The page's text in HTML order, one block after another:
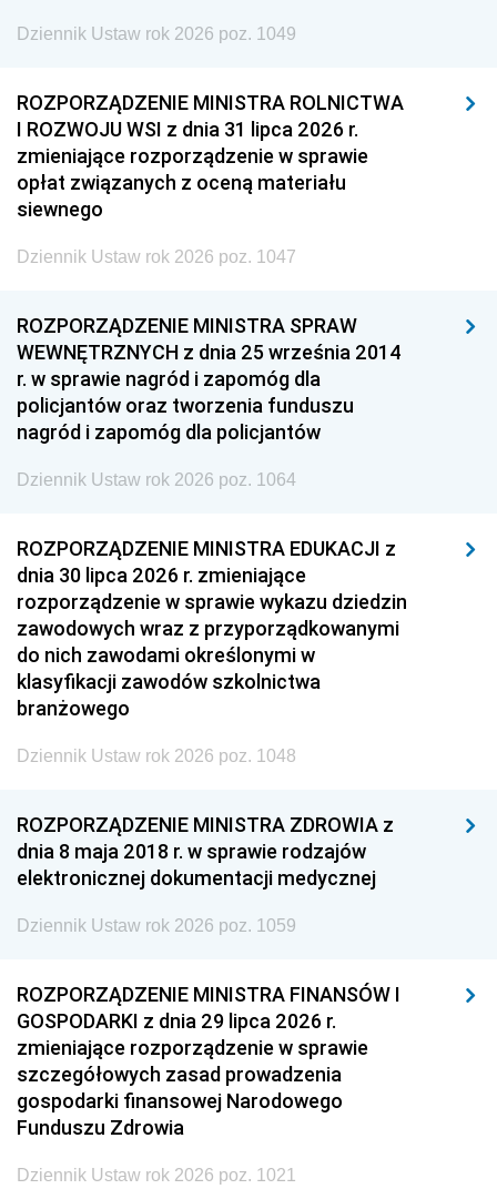
Dziennik Ustaw rok 2026 poz. 1049
ROZPORZĄDZENIE MINISTRA ROLNICTWA
I ROZWOJU WSI z dnia 31 lipca 2026 r.
zmieniające rozporządzenie w sprawie
opłat związanych z oceną materiału
siewnego
Dziennik Ustaw rok 2026 poz. 1047
ROZPORZĄDZENIE MINISTRA SPRAW
WEWNĘTRZNYCH z dnia 25 września 2014
r. w sprawie nagród i zapomóg dla
policjantów oraz tworzenia funduszu
nagród i zapomóg dla policjantów
Dziennik Ustaw rok 2026 poz. 1064
ROZPORZĄDZENIE MINISTRA EDUKACJI z
dnia 30 lipca 2026 r. zmieniające
rozporządzenie w sprawie wykazu dziedzin
zawodowych wraz z przyporządkowanymi
do nich zawodami określonymi w
klasyfikacji zawodów szkolnictwa
branżowego
Dziennik Ustaw rok 2026 poz. 1048
ROZPORZĄDZENIE MINISTRA ZDROWIA z
dnia 8 maja 2018 r. w sprawie rodzajów
elektronicznej dokumentacji medycznej
Dziennik Ustaw rok 2026 poz. 1059
ROZPORZĄDZENIE MINISTRA FINANSÓW I
GOSPODARKI z dnia 29 lipca 2026 r.
zmieniające rozporządzenie w sprawie
szczegółowych zasad prowadzenia
gospodarki finansowej Narodowego
Funduszu Zdrowia
Dziennik Ustaw rok 2026 poz. 1021